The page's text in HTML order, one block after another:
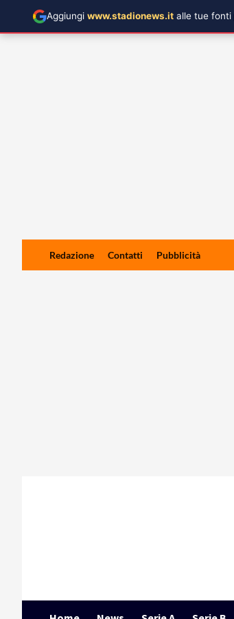
Redazione Contatti Pubblicità
Aggiungi www.stadionews.it alle tue fonti